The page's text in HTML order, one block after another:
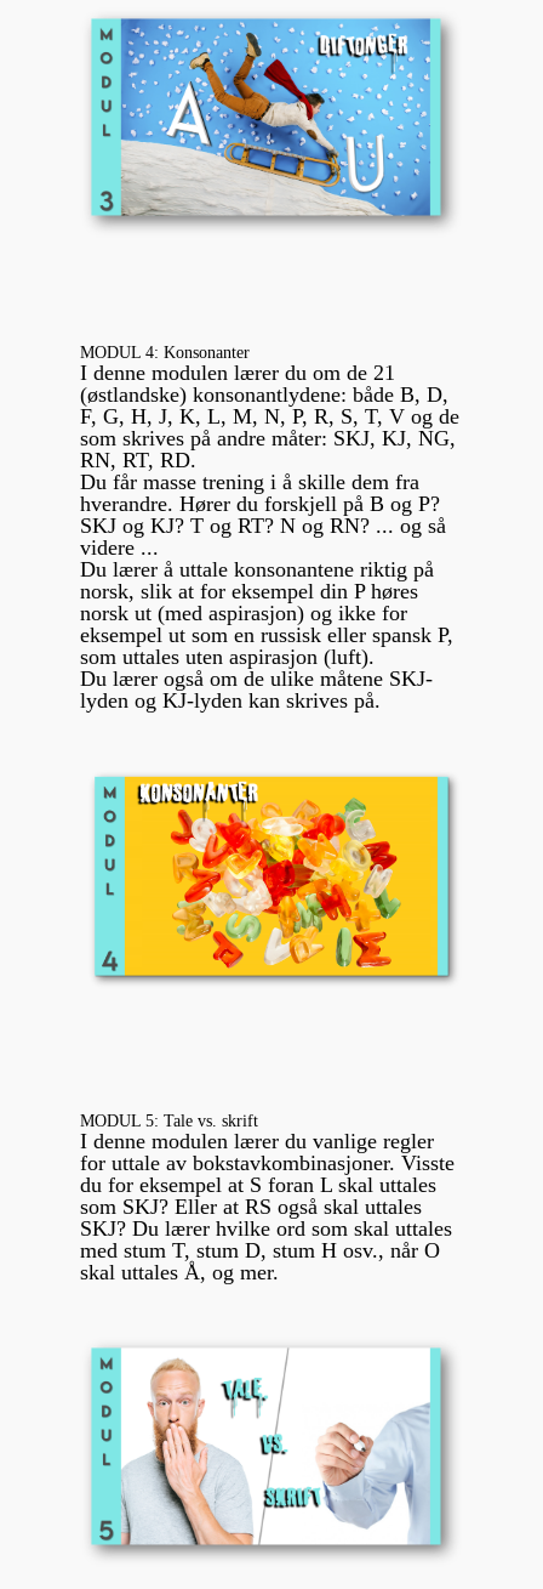
MODUL 4: Konsonanter
I denne modulen lærer du om de 21
(østlandske) konsonantlydene: både B, D,
F, G, H, J, K, L, M, N, P, R, S, T, V og de
som skrives på andre måter: SKJ, KJ, NG,
RN, RT, RD.
Du får masse trening i å skille dem fra
hverandre. Hører du forskjell på B og P?
SKJ og KJ? T og RT? N og RN? ... og så
videre ...
Du lærer å uttale konsonantene riktig på
norsk, slik at for eksempel din P høres
norsk ut (med aspirasjon) og ikke for
eksempel ut som en russisk eller spansk P,
som uttales uten aspirasjon (luft).
Du lærer også om de ulike måtene SKJ-
lyden og KJ-lyden kan skrives på.
MODUL 5: Tale vs. skrift
I denne modulen lærer du vanlige regler
for uttale av bokstavkombinasjoner. Visste
du for eksempel at S foran L skal uttales
som SKJ? Eller at RS også skal uttales
SKJ? Du lærer hvilke ord som skal uttales
med stum T, stum D, stum H osv., når O
skal uttales Å, og mer.